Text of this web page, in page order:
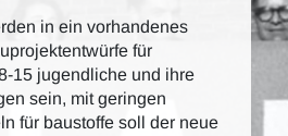
in ein vorhandenes
für
15 jugendliche und ihre
sein, mit geringen
für baustoffe soll der neue